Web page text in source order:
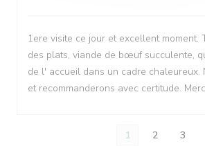
1ere visite ce jour et excellent moment.
des plats, viande de bœuf succulente,
de l' accueil dans un cadre chaleureux.
et recommanderons avec certitude.
1 2 3